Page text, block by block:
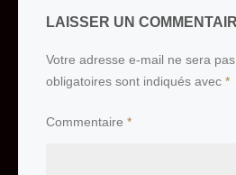
LAISSER UN
Votre adresse e-mail ne sera
obligatoires sont indiqués avec *
Commentaire *